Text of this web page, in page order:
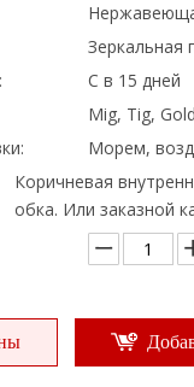
Зеркальная
С в 15 дней
Mig, Tig,
Морем,
Коричневая
обка. Или заказной